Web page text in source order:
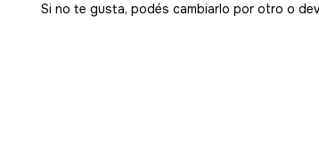
Si no te gusta, podés cambiarlo por otro o